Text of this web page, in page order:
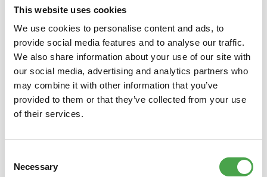
This website uses cookies
We use cookies to personalise content and ads, to
provide social media features and to analyse our traffic.
We also share information about your use of our site with
our social media, advertising and analytics partners who
may combine it with other information that you’ve
provided to them or that they’ve collected from your use
of their services.
Selection
Necessary
Details